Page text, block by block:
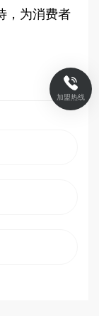
，为消费者
加盟热线